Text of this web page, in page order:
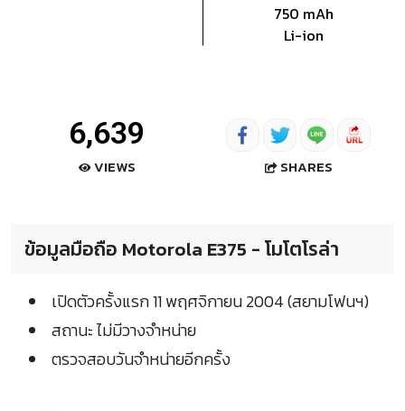
750 mAh
Li-ion
6,639
VIEWS SHARES
ข้อมูลมือถือ Motorola E375 - โมโตโรล่า
เปิดตัวครั้งแรก 11 พฤศจิกายน 2004 (สยามโฟนฯ)
สถานะ ไม่มีวางจำหน่าย
ตรวจสอบวันจำหน่ายอีกครั้ง